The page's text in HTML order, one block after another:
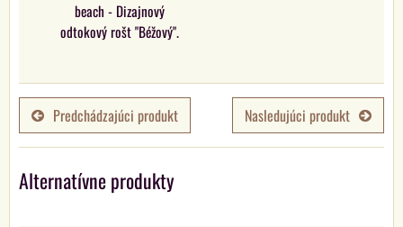
beach - Dizajnový
odtokový rošt "Béžový".
Predchádzajúci produkt Nasledujúci produkt
Alternatívne produkty